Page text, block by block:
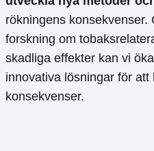
rökningens konsekvenser.
forskning om
skadliga effekter kan vi
innovativa lösningar för
konsekvenser.